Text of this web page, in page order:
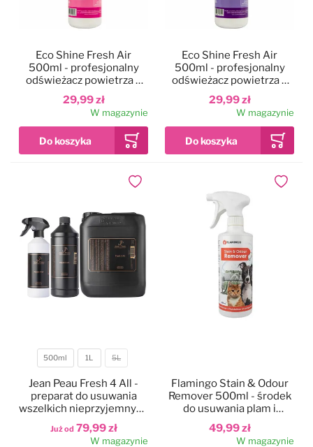
29,99 zł
Eco Shine Fresh Air
500ml - profesjonalny
odświeżacz powietrza o
zapachu wiosennej łąki
W magazynie
29,99 zł
Eco Shine Fresh Air
500ml - profesjonalny
odświeżacz powietrza o
zapachu kwiatowym
W magazynie
Pojemność
500ml 1L 5L
Już od 79,99 zł
Jean Peau Fresh 4 All -
preparat do usuwania
wszelkich nieprzyjemnych
zapachów np. mocz, kał
W magazynie
Dodaj do ulubionych
49,99 zł
Flamingo Stain & Odour
Remover 500ml - środek
do usuwania plam i
nieprzyjemnych
zapachów
W magazynie
Dodaj